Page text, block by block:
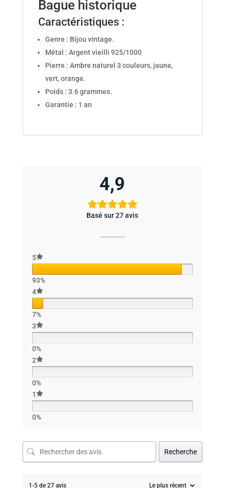
Bague historique
Caractéristiques :
Genre : Bijou vintage.
Métal : Argent vieilli 925/1000
Pierre : Ambre naturel 3 couleurs, jaune,
vert, orange.
Poids : 3.6 grammes.
Garantie : 1 an
4,9
Basé sur 27 avis
5
93%
4
7%
3
0%
2
0%
1
0%
Recherche
1-5 de 27 avis